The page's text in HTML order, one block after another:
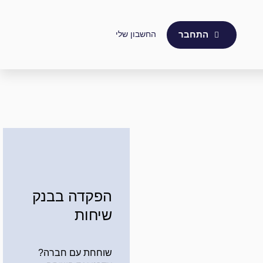
התחבר החשבון שלי
הפקדה בבנק
שיחות
שוחחת עם חברה?